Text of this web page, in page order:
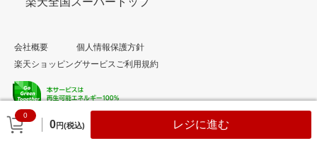
0
0円(税込) レジに進む
会社概要
個人情報保護方針
楽天ショッピングサービスご利用規約
© Rakuten Group, Inc.